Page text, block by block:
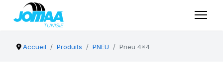
Accueil Produits PNEU Pneu 4x4